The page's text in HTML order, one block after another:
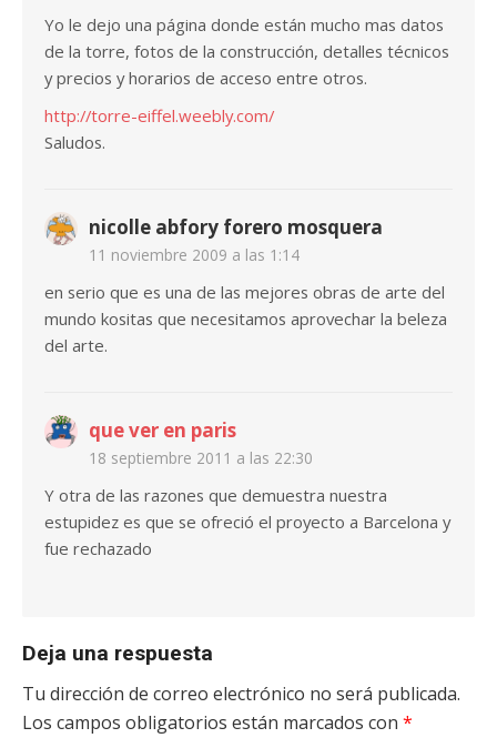
Yo le dejo una página donde están mucho mas datos
de la torre, fotos de la construcción, detalles técnicos
y precios y horarios de acceso entre otros.
http://torre-eiffel.weebly.com/
Saludos.
nicolle abfory forero mosquera
11 noviembre 2009 a las 1:14
en serio que es una de las mejores obras de arte del
mundo kositas que necesitamos aprovechar la beleza
del arte.
que ver en paris
18 septiembre 2011 a las 22:30
Y otra de las razones que demuestra nuestra
estupidez es que se ofreció el proyecto a Barcelona y
fue rechazado
Deja una respuesta
Tu dirección de correo electrónico no será publicada.
Los campos obligatorios están marcados con *